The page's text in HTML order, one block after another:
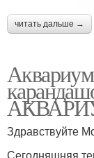
читать дальше →
Здравствуйте
Сегодняшняя